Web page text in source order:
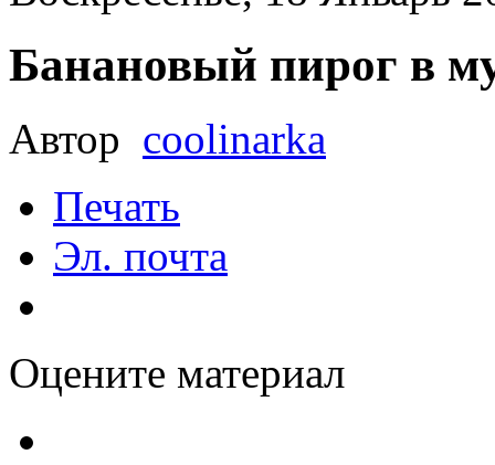
Банановый пирог в
Автор coolinarka
Печать
Эл. почта
Оцените материал